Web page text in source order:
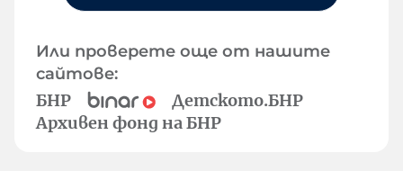
Или проверете още от нашите
сайтове:
БНР
Детското.БНР
Архивен фонд на БНР